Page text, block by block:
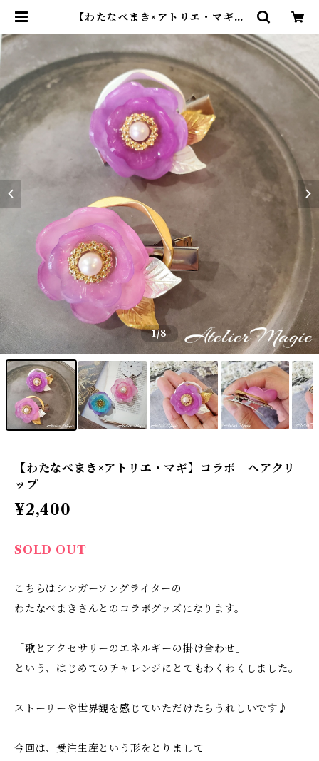
【わたなべまき×アトリエ・マギ】
マギ
1/8
【わたなべまき×アトリエ・マギ】コラボ ヘアクリ
ップ
¥2,400
SOLD OUT
こちらはシンガーソングライターの
わたなべまきさんとのコラボグッズになります。
「歌とアクセサリーのエネルギーの掛け合わせ」
という、はじめてのチャレンジにとてもわくわくしました。
ストーリーや世界観を感じていただけたらうれしいです♪
今回は、受注生産という形をとりまして